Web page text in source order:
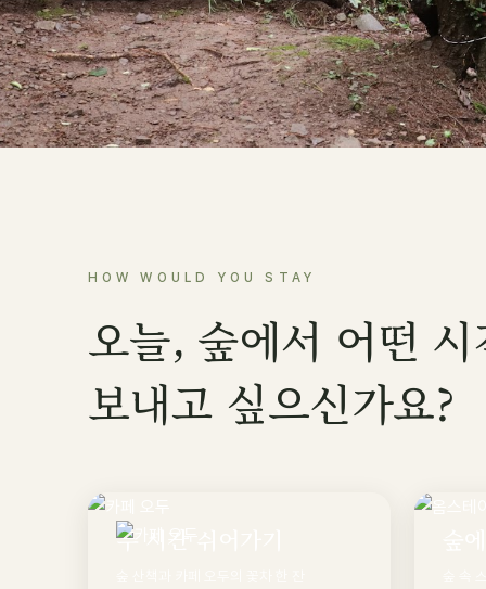
HOW WOULD YOU STAY
오늘, 숲에서 어떤 시
보내고 싶으신가요?
두 시간 쉬어가기